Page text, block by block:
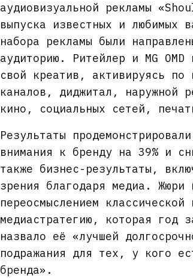
аудиовизуальной рекламы
выпуска известных и любимых
набора рекламы были
аудиторию. Ритейлер и MG
свой креатив, активируясь по
каналов, диджитал, наружной
кино, социальных сетей,
Результаты
внимания к бренду на 39% и
также бизнес-результаты,
зрения благодаря медиа. Жюри
переосмыслением
медиастратегию, которая год
назвало её «лучшей
подражания для тех, у кого
бренда».